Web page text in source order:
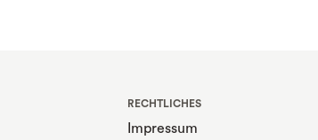
RECHTLICHES
Impressum